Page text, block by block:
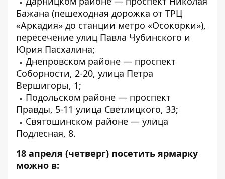
Бажана (пешеходная дорожка от ТРЦ
«Аркадия» до станции метро «Осокорки»),
пересечение улиц Павла Чубинского и
Юрия Пасхалина;
Днепровском районе — проспект
Соборности, 2-20, улица Петра
Вершигоры, 1;
Подольском районе — проспект
Правды, 5-11 улица Светлицкого, 33;
Святошинском районе — улица
Подлесная, 8.
18 апреля (четверг) посетить ярмарку
можно в: